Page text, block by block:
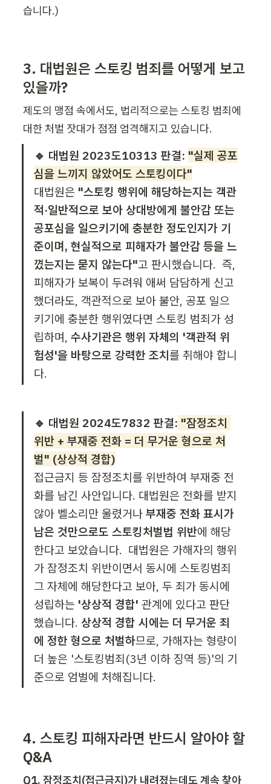
습니다.)
3. 대법원은 스토킹 범죄를 어떻게 보고
있을까?
제도의 맹점 속에서도, 법리적으로는 스토킹 범죄에
대한 처벌 잣대가 점점 엄격해지고 있습니다.
🔹 대법원 2023도10313 판결: "실제 공포
심을 느끼지 않았어도 스토킹이다"
대법원은 "스토킹 행위에 해당하는지는 객관
적·일반적으로 보아 상대방에게 불안감 또는
공포심을 일으키기에 충분한 정도인지가 기
준이며, 현실적으로 피해자가 불안감 등을 느
꼈는지는 묻지 않는다"고 판시했습니다.  즉,
피해자가 보복이 두려워 애써 담담하게 신고
했더라도, 객관적으로 보아 불안, 공포 일으
키기에 충분한 행위였다면 스토킹 범죄가 성
립하며, 수사기관은 행위 자체의 '객관적 위
험성'을 바탕으로 강력한 조치를 취해야 합니
다.
🔹 대법원 2024도7832 판결: "잠정조치
위반 + 부재중 전화 = 더 무거운 형으로 처
벌" (상상적 경합)
접근금지 등 잠정조치를 위반하여 부재중 전
화를 남긴 사안입니다. 대법원은 전화를 받지
않아 벨소리만 울렸거나 부재중 전화 표시가
남은 것만으로도 스토킹처벌법 위반에 해당
한다고 보았습니다. 대법원은 가해자의 행위
가 잠정조치 위반이면서 동시에 스토킹범죄
그 자체에 해당한다고 보아, 두 죄가 동시에
성립하는 '상상적 경합' 관계에 있다고 판단
했습니다. 상상적 경합 시에는 더 무거운 죄
에 정한 형으로 처벌하므로, 가해자는 형량이
더 높은 '스토킹범죄(3년 이하 징역 등)'의 기
준으로 엄벌에 처해집니다.
4. 스토킹 피해자라면 반드시 알아야 할
Q&A
Q1. 잠정조치(접근금지)가 내려졌는데도 계속 찾아